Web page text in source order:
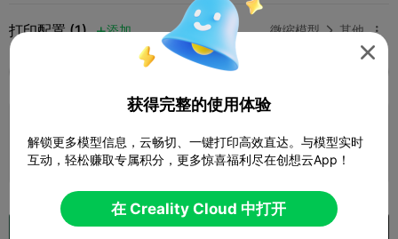
打印配置 (1) 添加 微缩模型  其他 
作者  10h 51m  6 盘  234.92g

获得完整的使用体验
解锁更多模型信息，云畅切、一键打印高效直达。与模型实时
互动，轻松赚取专属积分，更多惊喜福利尽在创想云App！
在 Creality Cloud 中打开